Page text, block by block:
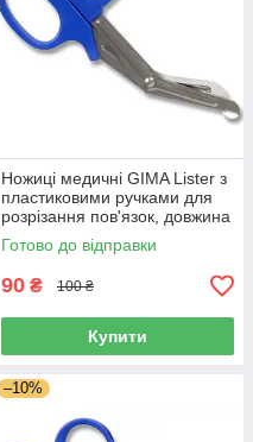
Ножиці медичні GIMA Lister з
пластиковими ручками для
розрізання пов'язок, довжина
19 см, Італія
Готово до відправки
90 ₴ 100 ₴
Купити
–10%